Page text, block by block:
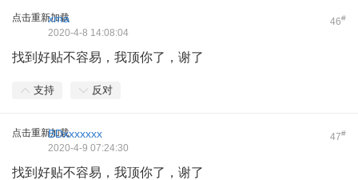
点击重新加载 46#
xma
2020-4-8 14:08:04
找到好贴不容易，我顶你了，谢了
支持 反对
点击重新加载 47#
BDxxxxxxx
2020-4-9 07:24:30
找到好贴不容易，我顶你了，谢了